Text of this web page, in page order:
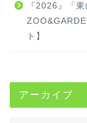
『2026』「
ト】
アーカイブ